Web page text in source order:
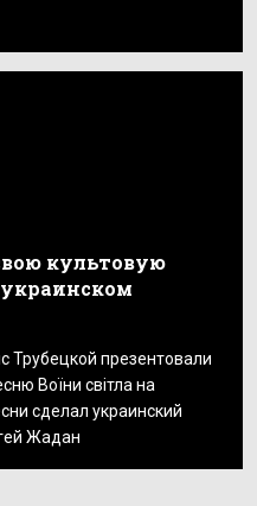
культовую
Трубецкой презентовали
Воїни світла на
сделал украинский
Жадан